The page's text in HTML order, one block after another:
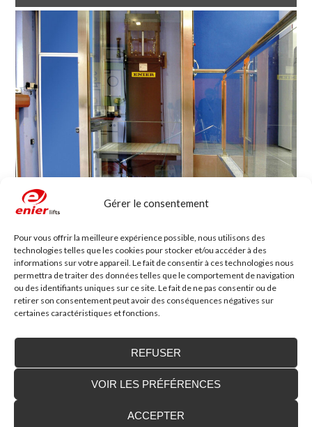
Gérer le consentement
Pour vous offrir la meilleure expérience possible, nous utilisons des
technologies telles que les cookies pour stocker et/ou accéder à des
informations sur votre appareil. Le fait de consentir à ces technologies nous
permettra de traiter des données telles que le comportement de navigation
ou des identifiants uniques sur ce site. Le fait de ne pas consentir ou de
retirer son consentement peut avoir des conséquences négatives sur
certaines caractéristiques et fonctions.
ACCEPTER
REFUSER
VOIR LES PRÉFÉRENCES
Monte-plats P-80
Pour des charges allant jusqu'à 80 kg.